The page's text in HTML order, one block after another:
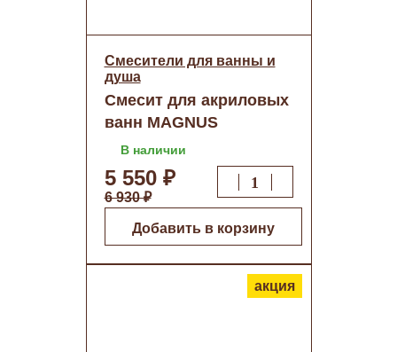
Смесители для ванны и
душа
Смесит для акриловых
ванн MAGNUS
шаровый нерж.сталь
(9190) о/н
В наличии
5 550 ₽
6 930 ₽
Добавить в корзину
акция